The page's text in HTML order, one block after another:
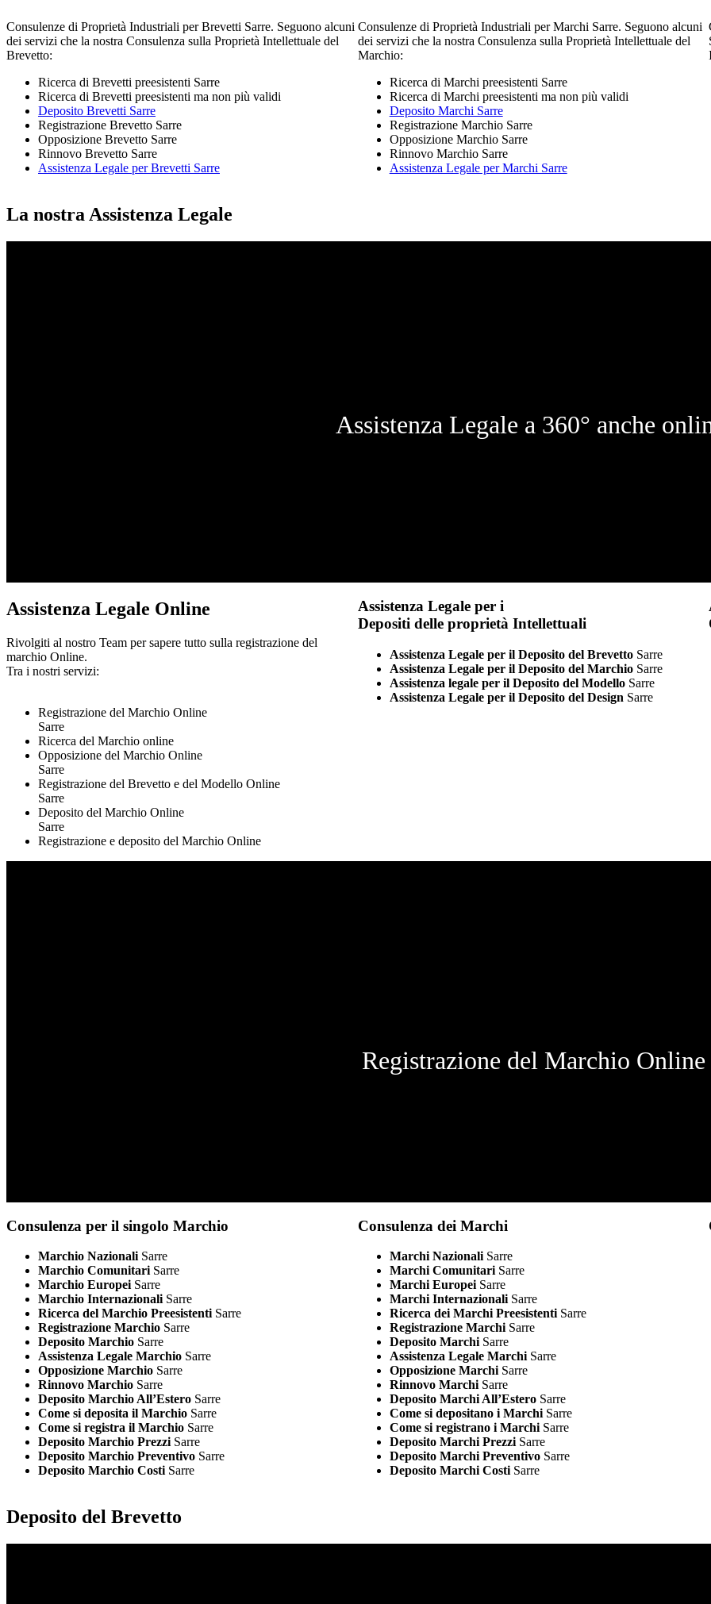
Consulenze di Proprietà Industriali per Brevetti Sarre. Seguono alcuni
dei servizi che la nostra Consulenza sulla Proprietà Intellettuale del
Brevetto:
Ricerca di Brevetti preesistenti Sarre
Ricerca di Brevetti preesistenti ma non più validi
Deposito Brevetti Sarre
Registrazione Brevetto Sarre
Opposizione Brevetto Sarre
Rinnovo Brevetto Sarre
Assistenza Legale per Brevetti Sarre
Consulenze di Proprietà Industriali per Marchi Sarre. Seguono alcuni
dei servizi che la nostra Consulenza sulla Proprietà Intellettuale del
Marchio:
Ricerca di Marchi preesistenti Sarre
Ricerca di Marchi preesistenti ma non più validi
Deposito Marchi Sarre
Registrazione Marchio Sarre
Opposizione Marchio Sarre
Rinnovo Marchio Sarre
Assistenza Legale per Marchi Sarre
La nostra Assistenza Legale
Assistenza Legale a 360° anche
Assistenza Legale Online
Rivolgiti al nostro Team per sapere tutto sulla registrazione del
marchio Online.
Tra i nostri servizi:
Registrazione del Marchio Online
Sarre
Ricerca del Marchio online
Opposizione del Marchio Online
Sarre
Registrazione del Brevetto e del Modello Online
Sarre
Deposito del Marchio Online
Sarre
Registrazione e deposito del Marchio Online
Assistenza Legale per i
Depositi delle proprietà Intellettuali
Assistenza Legale per il Deposito del BrevettoSarre
Assistenza Legale per il Deposito del MarchioSarre
Assistenza legale per il Deposito del ModelloSarre
Assistenza Legale per il Deposito del Design Sarre
Registrazione del Marchio Online
Consulenza per il singolo Marchio
Marchio Nazionali Sarre
Marchio Comunitari Sarre
Marchio Europei Sarre
Marchio Internazionali Sarre
Ricerca del Marchio Preesistenti Sarre
Registrazione Marchio Sarre
Deposito Marchio Sarre
Assistenza Legale Marchio Sarre
Opposizione Marchio Sarre
Rinnovo Marchio Sarre
Deposito Marchio All’Estero Sarre
Come si deposita il Marchio Sarre
Come si registra il Marchio Sarre
Deposito Marchio Prezzi Sarre
Deposito Marchio Preventivo Sarre
Deposito Marchio Costi Sarre
Consulenza dei Marchi
Marchi NazionaliSarre
Marchi ComunitariSarre
Marchi EuropeiSarre
Marchi InternazionaliSarre
Ricerca dei Marchi PreesistentiSarre
Registrazione MarchiSarre
Deposito MarchiSarre
Assistenza Legale MarchiSarre
Opposizione MarchiSarre
Rinnovo MarchiSarre
Deposito Marchi All’EsteroSarre
Come si depositano i MarchiSarre
Come si registrano i MarchiSarre
Deposito Marchi PrezziSarre
Deposito Marchi PreventivoSarre
Deposito Marchi CostiSarre
Deposito del Brevetto